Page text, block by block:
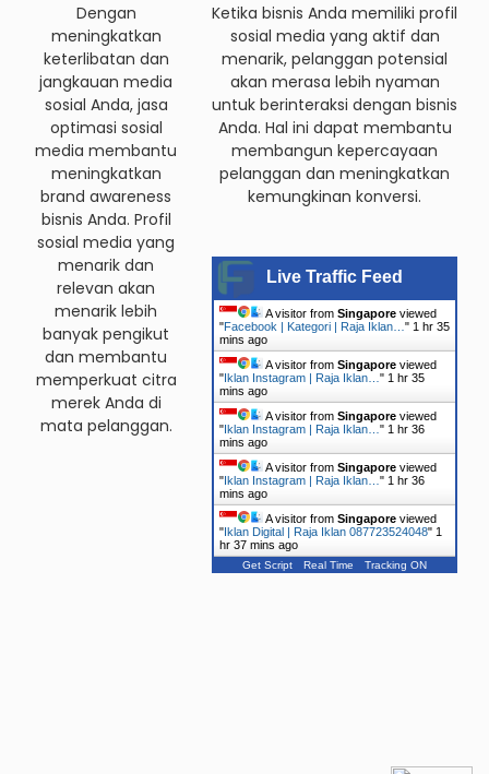
Dengan
meningkatkan
keterlibatan dan
jangkauan media
sosial Anda, jasa
optimasi sosial
media membantu
meningkatkan
brand awareness
bisnis Anda. Profil
sosial media yang
menarik dan
relevan akan
menarik lebih
banyak pengikut
dan membantu
memperkuat citra
merek Anda di
mata pelanggan.
Ketika bisnis Anda memiliki profil
sosial media yang aktif dan
menarik, pelanggan potensial
akan merasa lebih nyaman
untuk berinteraksi dengan bisnis
Anda. Hal ini dapat membantu
membangun kepercayaan
pelanggan dan meningkatkan
kemungkinan konversi.
Live Traffic Feed
A visitor from Singapore viewed
"Facebook | Kategori | Raja Iklan… " 1 hr 35
mins ago
A visitor from Singapore viewed
"Iklan Instagram | Raja Iklan… " 1 hr 35
mins ago
A visitor from Singapore viewed
"Iklan Instagram | Raja Iklan… " 1 hr 36
mins ago
A visitor from Singapore viewed
"Iklan Instagram | Raja Iklan… " 1 hr 36
mins ago
A visitor from Singapore viewed
"Iklan Digital | Raja Iklan 087723524048" 1
hr 37 mins ago
Get Script Real Time Tracking ON